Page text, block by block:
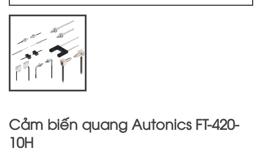
Cảm biến quang Autonics FT-420-
10H